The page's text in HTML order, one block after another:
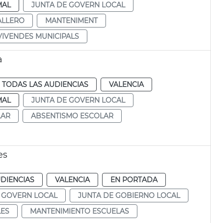
JUNTA DE GOVERN LOCAL
MANTENIMENT
MUNICIPALS
TODAS LAS AUDIENCIAS
VALENCIA
JUNTA DE GOVERN LOCAL
ABSENTISMO ESCOLAR
VALENCIA
EN PORTADA
LOCAL
JUNTA DE GOBIERNO LOCAL
MANTENIMIENTO ESCUELAS